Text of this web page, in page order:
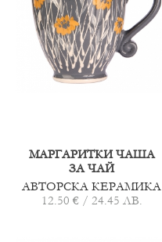
МАРГАРИТКИ ЧАША
ЗА ЧАЙ
АВТОРСКА КЕРАМИКА
12.50 € / 24.45 ЛВ.